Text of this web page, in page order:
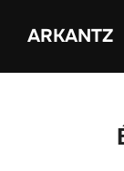
ARKANTZ